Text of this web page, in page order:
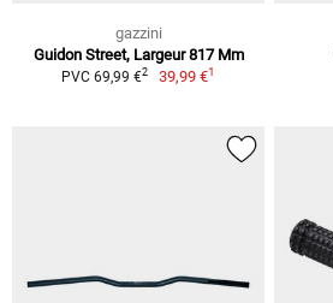
gazzini
Guidon Street, Largeur 817 Mm
PVC 69,99 €2 39,99 €1